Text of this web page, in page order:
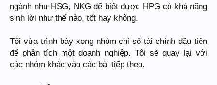
ngành như HSG, NKG để biết được HPG có khả năng
sinh lời như thế nào, tốt hay không.
Tôi vừa trình bày xong nhóm chỉ số tài chính đầu tiên
để phân tích một doanh nghiệp. Tôi sẽ quay lại với
các nhóm khác vào các bài tiếp theo.